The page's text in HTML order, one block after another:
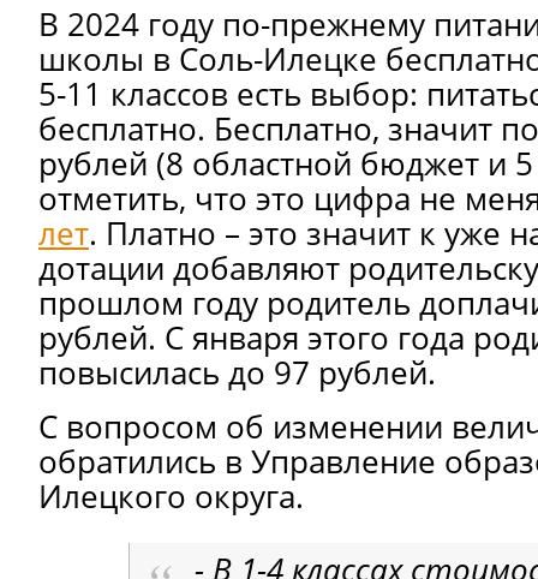
В 2024 году по-прежнему
школы в Соль-Илецке
5-11 классов есть выбор:
бесплатно. Бесплатно, значит
рублей (8 областной бюджет и
отметить, что это цифра не
лет. Платно – это значит к уже
дотации добавляют
прошлом году родитель
рублей. С января этого года
повысилась до 97 рублей.
С вопросом об изменении
обратились в Управление
Илецкого округа.
- В 1-4 классах